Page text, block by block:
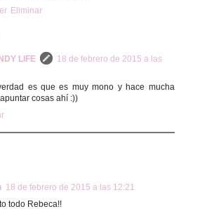
Eliminar
LIFE
18 de febrero de 2015 a las
es que es muy mono y hace mucha
cosas ahí :))
18 de febrero de 2015 a las 12:21
todo Rebeca!!